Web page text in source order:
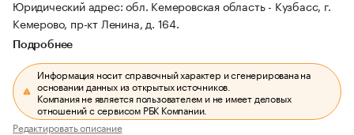
Юридический адрес: обл. Кемеровская область - Кузбасс, г.
Кемерово, пр-кт Ленина, д. 164.
Подробнее
Информация носит справочный характер и сгенерирована на
основании данных из открытых источников.
Компания не является пользователем и не имеет деловых
отношений с сервисом РБК Компании.
Редактировать описание